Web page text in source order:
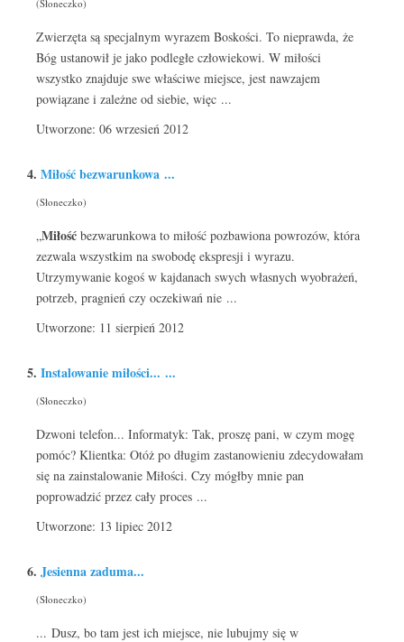
(Słoneczko)
Zwierzęta są specjalnym wyrazem Boskości. To nieprawda, że
Bóg ustanowił je jako podległe człowiekowi. W miłości
wszystko znajduje swe właściwe miejsce, jest nawzajem
powiązane i zależne od siebie, więc ...
Utworzone: 06 wrzesień 2012
4. Miłośćbezwarunkowa ...
(Słoneczko)
„Miłość bezwarunkowa to miłość pozbawiona powrozów, która
zezwala wszystkim na swobodę ekspresji i wyrazu.
Utrzymywanie kogoś w kajdanach swych własnych wyobrażeń,
potrzeb, pragnień czy oczekiwań nie ...
Utworzone: 11 sierpień 2012
5. Instalowanie miłości... ...
(Słoneczko)
Dzwoni telefon... Informatyk: Tak, proszę pani, w czym mogę
pomóc? Klientka: Otóż po długim zastanowieniu zdecydowałam
się na zainstalowanie Miłości. Czy mógłby mnie pan
poprowadzić przez cały proces ...
Utworzone: 13 lipiec 2012
6. Jesienna zaduma...
(Słoneczko)
... Dusz, bo tam jest ich miejsce, nie lubujmy się w